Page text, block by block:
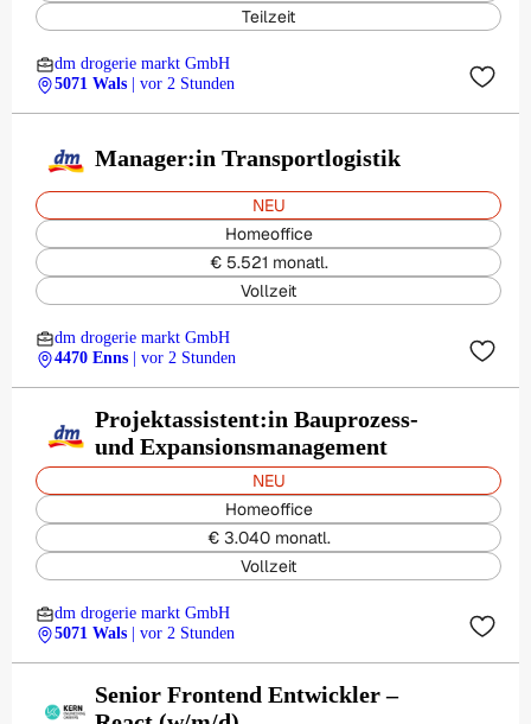
Teilzeit
dm drogerie markt GmbH
5071 Wals
| vor 2 Stunden
Manager:in Transportlogistik
NEU
Homeoffice
€ 5.521 monatl.
Vollzeit
dm drogerie markt GmbH
4470 Enns
| vor 2 Stunden
Projektassistent:in Bauprozess-
und Expansionsmanagement
NEU
Homeoffice
€ 3.040 monatl.
Vollzeit
dm drogerie markt GmbH
5071 Wals
| vor 2 Stunden
Senior Frontend Entwickler –